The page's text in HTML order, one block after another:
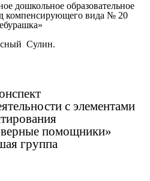
дошкольное образовательное
компенсирующего вида № 20
Сулин.
с элементами
помощники»
группа